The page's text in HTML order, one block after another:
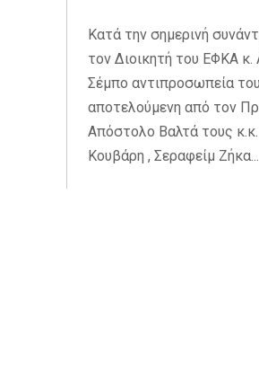
Κατά την σημερινή
τον Διοικητή του ΕΦΚΑ
Σέμπο αντιπροσωπεία
αποτελούμενη από τον
Απόστολο Βαλτά τους
Κουβάρη , Σεραφείμ Ζήκα...